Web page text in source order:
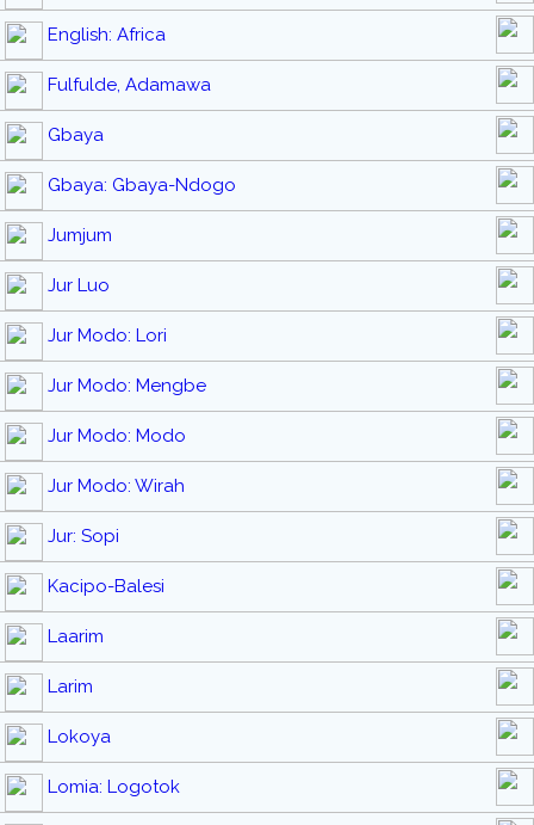
English: Africa
Fulfulde, Adamawa
Gbaya
Gbaya: Gbaya-Ndogo
Jumjum
Jur Luo
Jur Modo: Lori
Jur Modo: Mengbe
Jur Modo: Modo
Jur Modo: Wirah
Jur: Sopi
Kacipo-Balesi
Laarim
Larim
Lokoya
Lomia: Logotok